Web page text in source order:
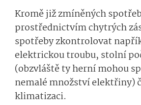
Kromě již zmíněných
prostřednictvím chytrých
spotřeby zkontrolovat
elektrickou troubu, stolní
(obzvláště ty herní mohou
nemalé množství elektřiny)
klimatizaci.